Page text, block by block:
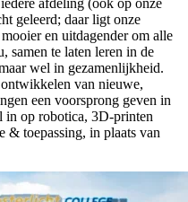
geleerd; daar ligt onze
en uitdagender om alle
samen te laten leren in de
wel in gezamenlijkheid.
van nieuwe,
een voorsprong geven in
op robotica, 3D-printen
& toepassing, in plaats van